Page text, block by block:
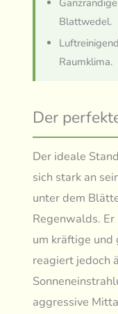
Blattwedel.
Raumklima.
Der
Der ideale
sich stark an
unter dem
Regenwalds.
um kräftige und
reagiert jedoch
aggressive